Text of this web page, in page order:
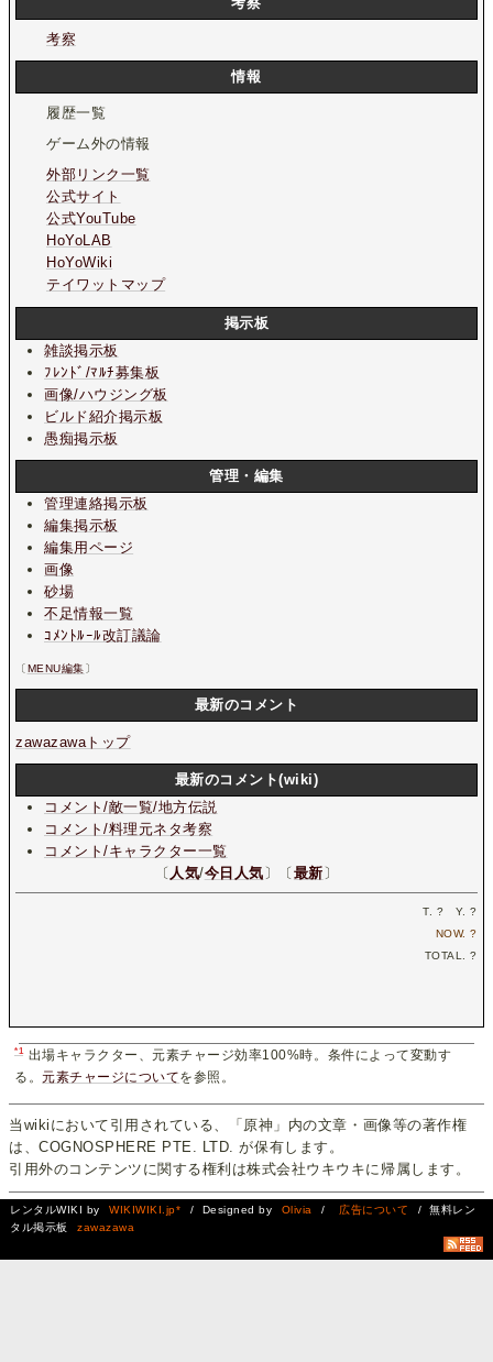
考察
情報
履歴一覧
ゲーム外の情報
外部リンク一覧
公式サイト
公式YouTube
HoYoLAB
HoYoWiki
テイワットマップ
掲示板
雑談掲示板
ﾌﾚﾝﾄﾞ/ﾏﾙﾁ募集板
画像/ハウジング板
ビルド紹介掲示板
愚痴掲示板
管理・編集
管理連絡掲示板
編集掲示板
編集用ページ
画像
砂場
不足情報一覧
ｺﾒﾝﾄﾙｰﾙ改訂議論
〔MENU編集〕
最新のコメント
zawazawaトップ
最新のコメント(wiki)
コメント/敵一覧/地方伝説
コメント/料理元ネタ考察
コメント/キャラクター一覧
〔 人気/今日人気 〕〔 最新 〕
T. ? Y.?
NOW.?
TOTAL.?
*1 出場キャラクター、元素チャージ効率100%時。条件によって変動す
る。元素チャージについてを参照。
当wikiにおいて引用されている、「原神」内の文章・画像等の著作権
は、COGNOSPHERE PTE. LTD. が保有します。
引用外のコンテンツに関する権利は株式会社ウキウキに帰属します。
レンタルWIKI by WIKIWIKI.jp* / Designed by Olivia / 広告について
/ 無料レン
タル掲示板
zawazawa